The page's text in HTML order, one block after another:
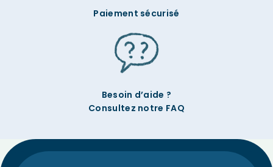
Paiement sécurisé
Besoin d’aide ?
Consultez notre FAQ